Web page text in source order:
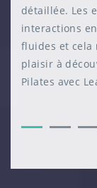
détaillée. Les
interactions
fluides et cela
plaisir à
Pilates avec